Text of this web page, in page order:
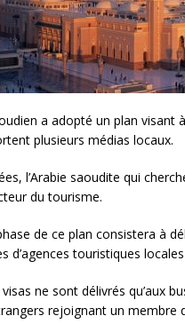
a adopté un plan visant
plusieurs médias locaux.
l’Arabie saoudite qui
du tourisme.
de ce plan consistera à
d’agences touristiques
visas ne sont délivrés qu’aux
rejoignant un membre